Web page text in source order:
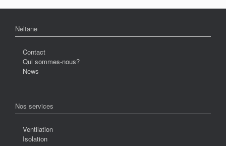
Neltane
Contact
Qui sommes-nous?
News
Nos services
Ventilation
Isolation